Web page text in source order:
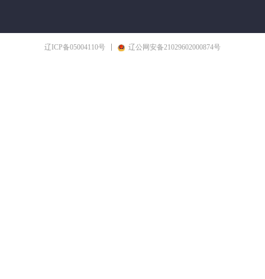
辽ICP备05004110号 辽公网安备21029602000874号